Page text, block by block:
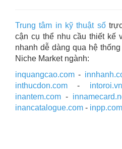
Trung tâm in kỹ thuật số
cận cụ thể nhu cầu thiết kế
nhanh dễ dàng qua hệ
Niche Market ngành:
inquangcao.com -
inthucdon.com - intoroi.vn
inantem.com -
inancatalogue.com -